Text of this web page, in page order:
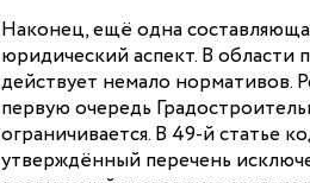
Наконец, ещё одна
юридический аспект. В области
действует немало нормативов.
первую очередь
ограничивается. В 49-й статье
утверждённый перечень